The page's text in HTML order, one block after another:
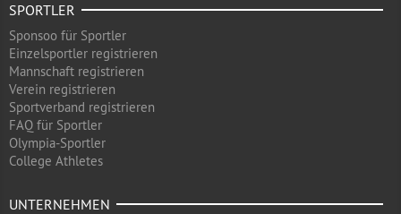
SPORTLER
Sponsoo für Sportler
Einzelsportler registrieren
Mannschaft registrieren
Verein registrieren
Sportverband registrieren
FAQ für Sportler
Olympia-Sportler
College Athletes
UNTERNEHMEN